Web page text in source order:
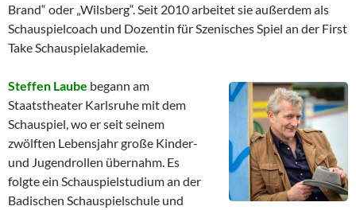
Brand“ oder „Wilsberg“. Seit 2010 arbeitet sie außerdem als
Schauspielcoach und Dozentin für Szenisches Spiel an der First
Take Schauspielakademie.
Steffen Laube begann am
Staatstheater Karlsruhe mit dem
Schauspiel, wo er seit seinem
zwölften Lebensjahr große Kinder-
und Jugendrollen übernahm. Es
folgte ein Schauspielstudium an der
Badischen Schauspielschule und